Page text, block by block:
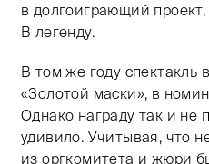
в долгоиграющий проект,
В легенду.
В том же году спектакль
«Золотой маски», в
Однако награду так и не
удивило. Учитывая, что
из оргкомитета и жюри